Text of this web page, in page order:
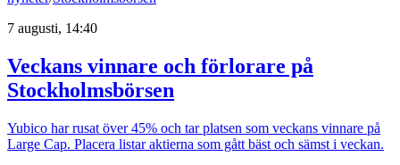
7 augusti, 14:40
Veckans vinnare och förlorare på
Stockholmsbörsen
Yubico har rusat över 45% och tar platsen som veckans vinnare på
Large Cap. Placera listar aktierna som gått bäst och sämst i veckan.